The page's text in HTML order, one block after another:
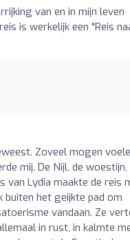
van en in mijn leven
is werkelijk een "Reis
Zoveel mogen
mij. De Nijl, de woestijn,
van Lydia maakte de reis
buiten het geijkte pad om
vandaan. Ze
in rust, in kalmte